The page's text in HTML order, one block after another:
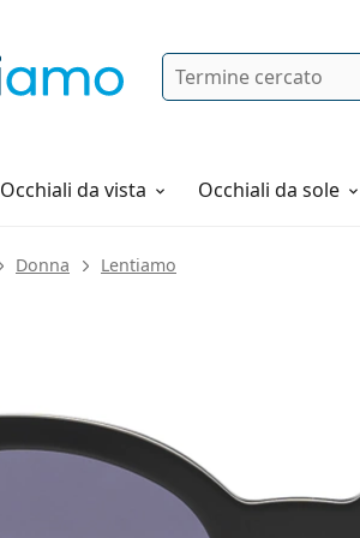
Ricerca
Occhiali da vista Occhiali da sole
Donna Lentiamo